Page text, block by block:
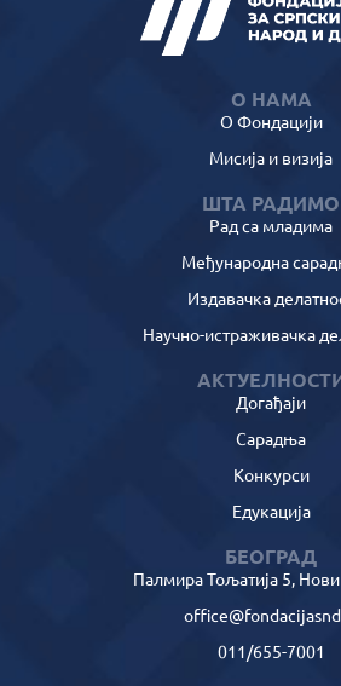
О НАМА
О Фондацији
Мисија и визија
ШТА РАДИМО
Рад са младима
Међународна
Издавачка
Научно-истраживачка
Догађаји
Сарадња
Конкурси
Едукација
БЕОГРАД
Палмира Тољатија 5,
011/655-7001